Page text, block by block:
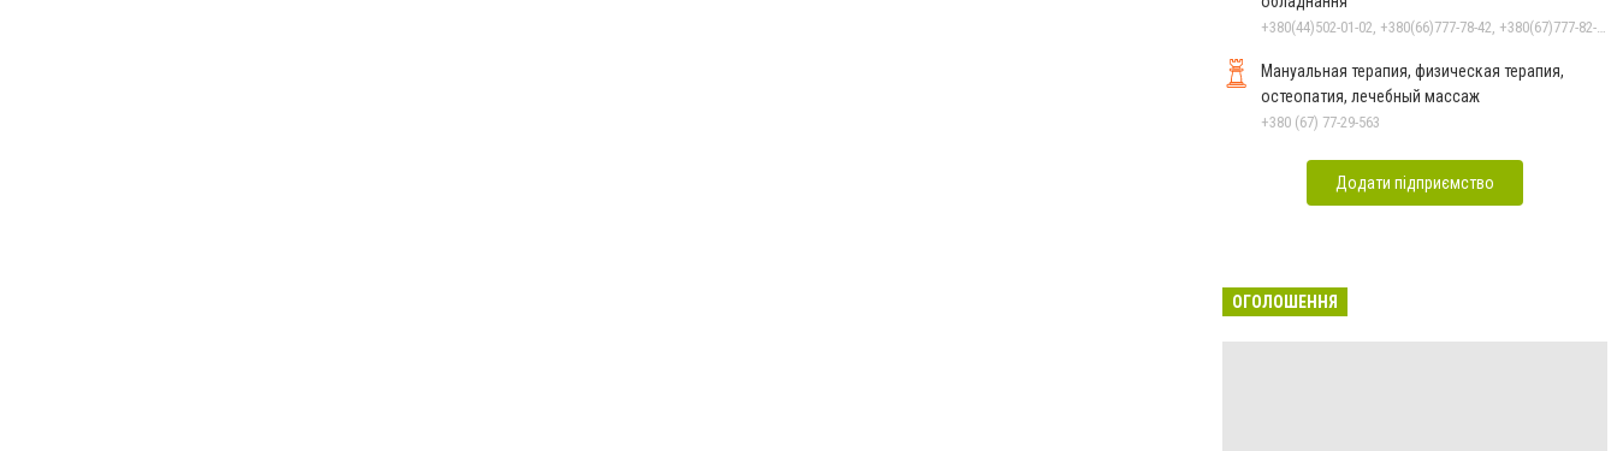
Мануальная терапия, физическая терапия,
остеопатия, лечебный массаж
+380 (67) 77-29-563
Додати підприємство
ОГОЛОШЕННЯ